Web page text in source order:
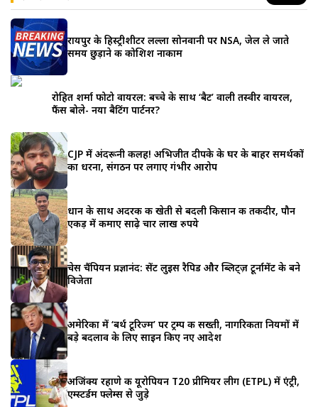
रायपुर के हिस्ट्रीशीटर लल्ला सोनवानी पर NSA, जेल ले जाते
समय छुड़ाने की कोशिश नाकाम
रोहित शर्मा फोटो वायरल: बच्चे के साथ ‘बैट’ वाली तस्वीर वायरल,
फैंस बोले- नया बैटिंग पार्टनर?
CJP में अंदरूनी कलह! अभिजीत दीपके के घर के बाहर समर्थकों
का धरना, संगठन पर लगाए गंभीर आरोप
धान के साथ अदरक की खेती से बदली किसान की तकदीर, पौन
एकड़ में कमाए साढ़े चार लाख रुपये
चेस चैंपियन प्रज्ञानंद: सेंट लुइस रैपिड और ब्लिट्ज़ टूर्नामेंट के बने
विजेता
अमेरिका में ‘बर्थ टूरिज्म’ पर ट्रम्प की सख्ती, नागरिकता नियमों में
बड़े बदलाव के लिए साइन किए नए आदेश
अजिंक्य रहाणे की यूरोपियन T20 प्रीमियर लीग (ETPL) में एंट्री,
एम्स्टर्डम फ्लेम्स से जुड़े